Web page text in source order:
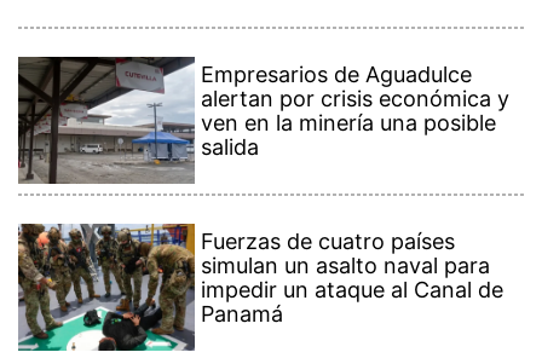
Empresarios de Aguadulce
alertan por crisis económica y
ven en la minería una posible
salida
Fuerzas de cuatro países
simulan un asalto naval para
impedir un ataque al Canal de
Panamá